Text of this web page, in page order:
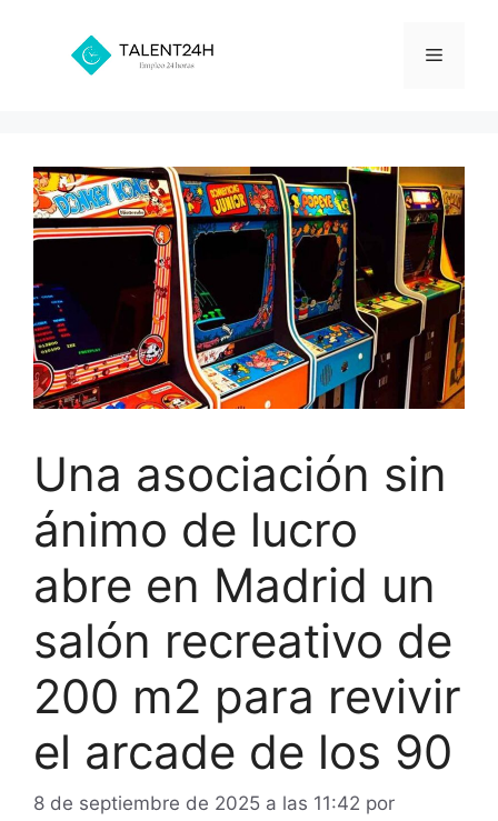
contenido
Menú
Una asociación sin
ánimo de lucro
abre en Madrid un
salón recreativo de
200 m2 para revivir
el arcade de los 90
8 de septiembre de 2025 a las 11:42 por